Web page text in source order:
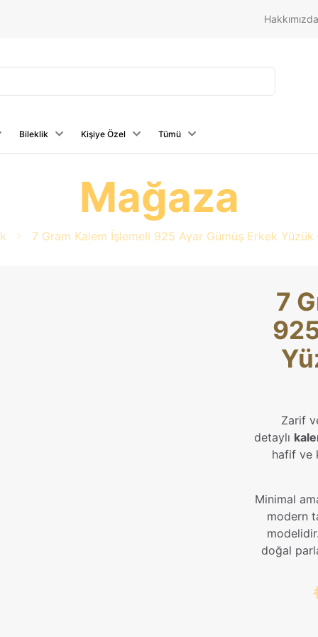
Hakkımızda
Bileklik Kişiye Özel Tümü
Mağaza
7 Gram Kalem İşlemeli 925 Ayar Gümüş Erkek
7
Zarif
detaylı
hafif ve
Minimal
modern
doğal